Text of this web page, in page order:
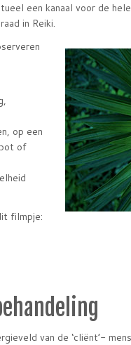
een kanaal voor de
in Reiki.
op een
of
filmpje:
van de ‘cliënt’-